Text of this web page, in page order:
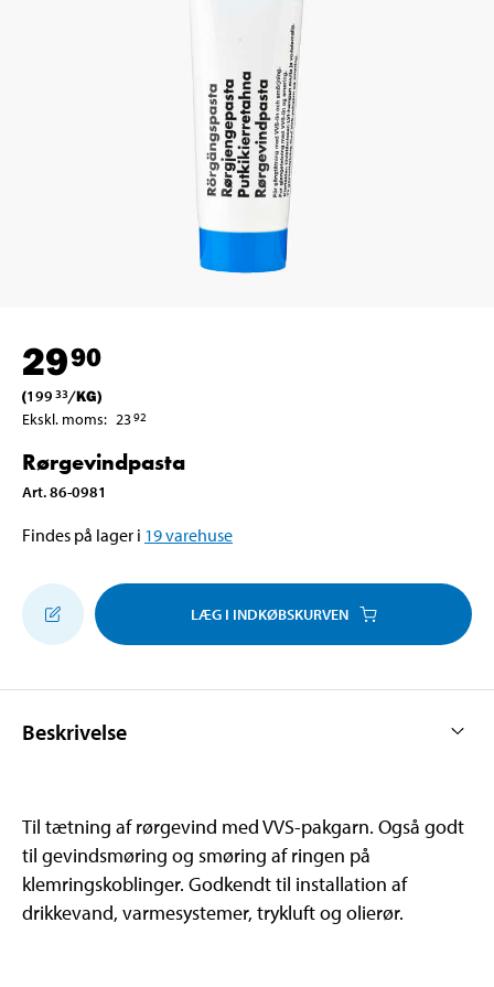
2990
(199 33/KG)
Ekskl. moms: 2392
Rørgevindpasta
Art.86-0981
Findes på lager i 19varehuse
LÆG I INDKØBSKURVEN
Beskrivelse
Til tætning af rørgevind med VVS-pakgarn. Også godt
til gevindsmøring og smøring af ringen på
klemringskoblinger. Godkendt til installation af
drikkevand, varmesystemer, trykluft og olierør.